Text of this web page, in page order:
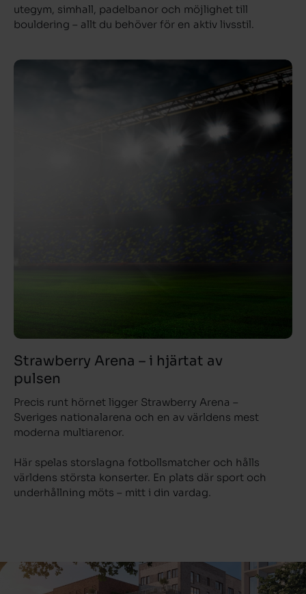
utegym, simhall, padelbanor och möjlighet till
bouldering – allt du behöver för en aktiv livsstil.
Strawberry Arena – i hjärtat av
pulsen
Precis runt hörnet ligger Strawberry Arena –
Sveriges nationalarena och en av världens mest
moderna multiarenor.
Här spelas storslagna fotbollsmatcher och hålls
världens största konserter. En plats där sport och
underhållning möts – mitt i din vardag.